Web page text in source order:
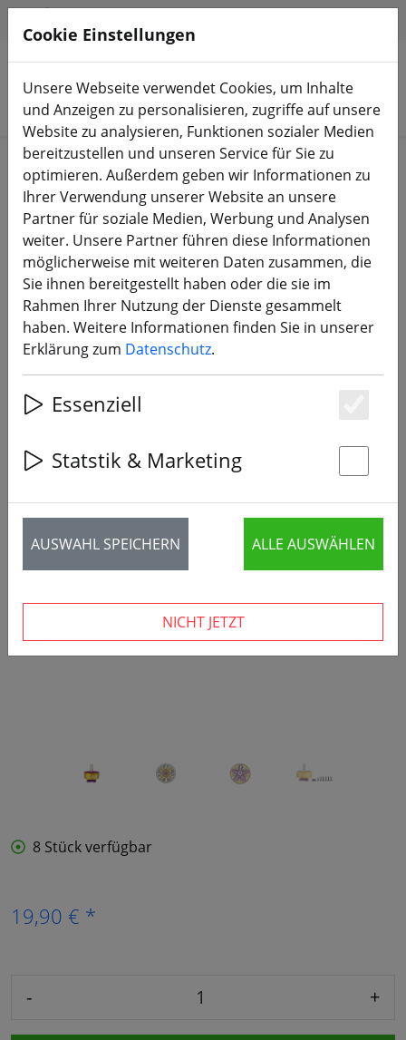
Produkte suchen
Start Bauteile Motoren
VCI Hobby 2306 FPV Motor 1950KV
24K Gold
‹ ›
8 Stück verfügbar
19,90 € *
- +
Cookie Einstellungen
Unsere Webseite verwendet Cookies, um Inhalte
und Anzeigen zu personalisieren, zugriffe auf unsere
Website zu analysieren, Funktionen sozialer Medien
bereitzustellen und unseren Service für Sie zu
optimieren. Außerdem geben wir Informationen zu
Ihrer Verwendung unserer Website an unsere
Partner für soziale Medien, Werbung und Analysen
weiter. Unsere Partner führen diese Informationen
möglicherweise mit weiteren Daten zusammen, die
Sie ihnen bereitgestellt haben oder die sie im
Rahmen Ihrer Nutzung der Dienste gesammelt
haben. Weitere Informationen finden Sie in unserer
Erklärung zum Datenschutz.
Essenziell
Statstik & Marketing
AUSWAHL SPEICHERN ALLE AUSWÄHLEN
NICHT JETZT